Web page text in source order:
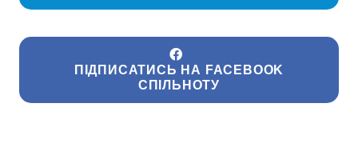
ПІДПИСАТИСЬ НА FACEBOOK
СПІЛЬНОТУ